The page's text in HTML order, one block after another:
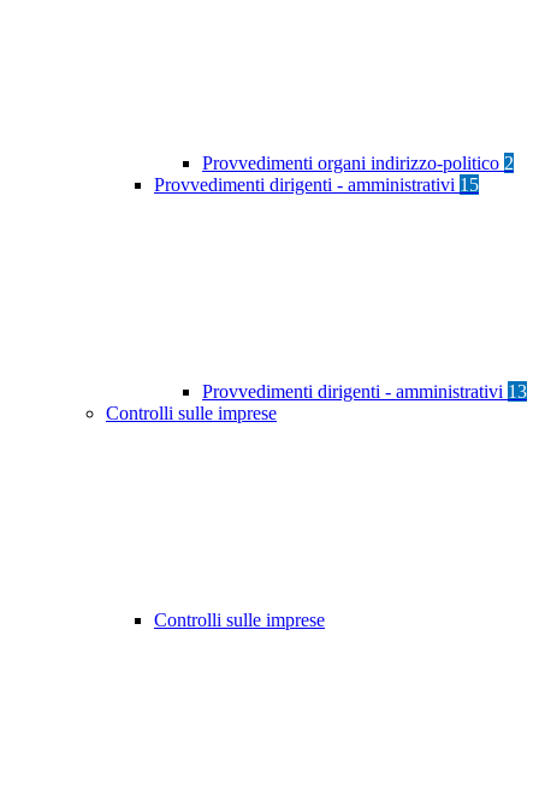
Provvedimenti organi indirizzo-politico 2
Provvedimenti dirigenti - amministrativi 15
Provvedimenti dirigenti - amministrativi 13
Controlli sulle imprese
Controlli sulle imprese